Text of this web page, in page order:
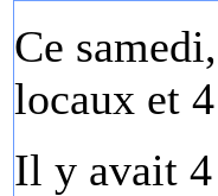
Ce
locaux et
Il y avait 4